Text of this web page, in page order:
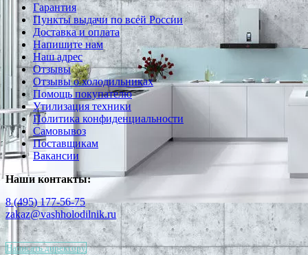
Гарантия
Пункты выдачи по всей России
Доставка и оплата
Напишите нам
Наш адрес
Отзывы
Отзывы о холодильниках
Помощь покупателю
Утилизация техники
Политика конфиденциальности
Самовывоз
Поставщикам
Вакансии
Наши контакты:
8 (495) 177-56-75
zakaz@vashholodilnik.ru
Написать директору